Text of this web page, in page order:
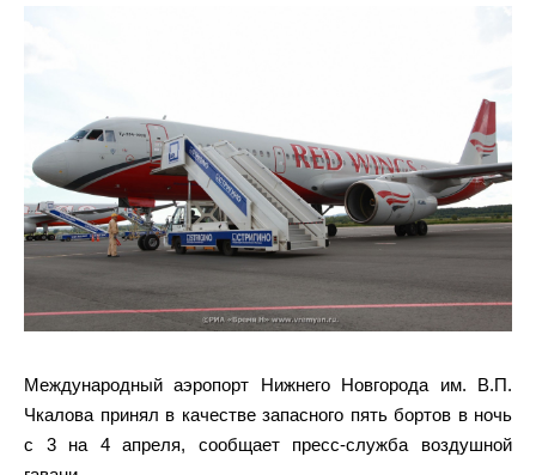
Международный аэропорт Нижнего Новгорода им. В.П.
Чкалова принял в качестве запасного пять бортов в ночь
с 3 на 4 апреля, сообщает пресс-служба воздушной